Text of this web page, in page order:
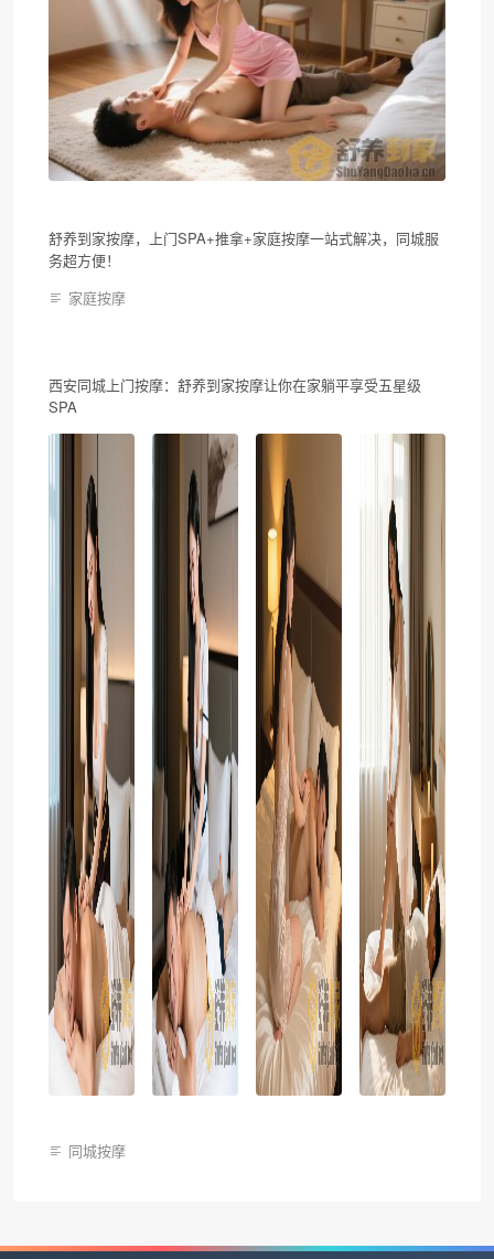
舒养到家按摩，上门SPA+推拿+家庭按摩一站式解决，同城服
务超方便！
家庭按摩
西安同城上门按摩：舒养到家按摩让你在家躺平享受五星级
SPA
同城按摩